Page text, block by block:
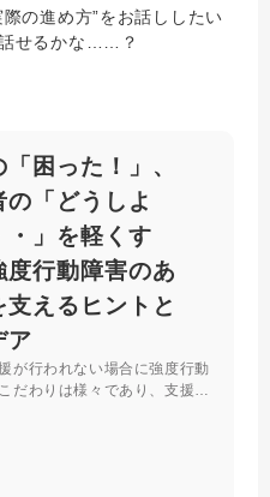
の進め方”をお話ししたい
せるかな……？
困った！」、
の「どうしよ
・」を軽くす
行動障害のあ
支えるヒントと
ア
が行われない場合に強度行動
だわりは様々であり、支援者
ム支援などのヒントやアイデ